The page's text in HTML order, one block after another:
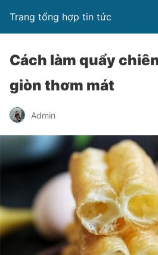
Trang tổng hợp tin tức
Cách làm quẩy
giòn thơm mát
Admin